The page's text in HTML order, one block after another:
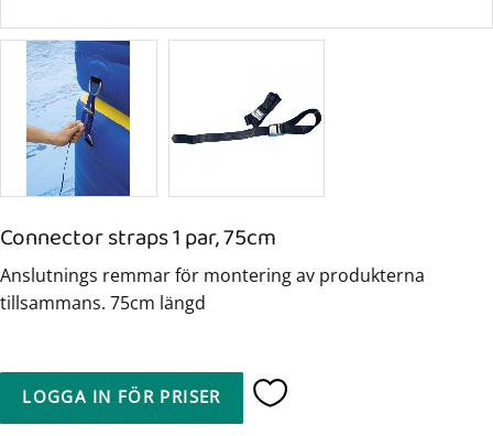
Connector straps 1 par, 75cm
Anslutnings remmar för montering av produkterna
tillsammans. 75cm längd
LOGGA IN FÖR PRISER Lägg till i favoriter